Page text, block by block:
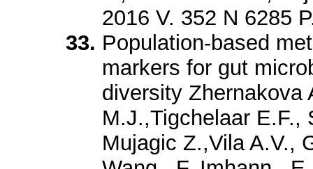
2016 V. 352 N 6285
Population-based
markers for gut
diversity Zhernakova
M.J.,Tigchelaar E.F.,
Mujagic Z.,Vila A.V.,